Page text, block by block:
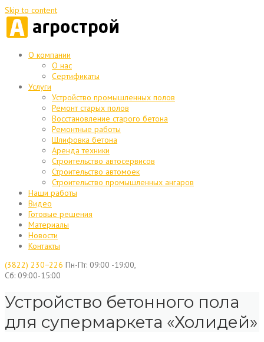
Skip to content
О компании
О нас
Сертификаты
Услуги
Устройство промышленных полов
Ремонт старых полов
Восстановление старого бетона
Ремонтные работы
Шлифовка бетона
Аренда техники
Строительство автосервисов
Строительство автомоек
Строительство промышленных ангаров
Наши работы
Видео
Готовые решения
Материалы
Новости
Контакты
(3822) 230−226 Пн-Пт: 09:00 -19:00,
Сб: 09:00-15:00
Устройство бетонного пола
для супермаркета «Холидей»